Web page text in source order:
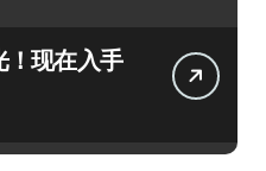
！现在入手